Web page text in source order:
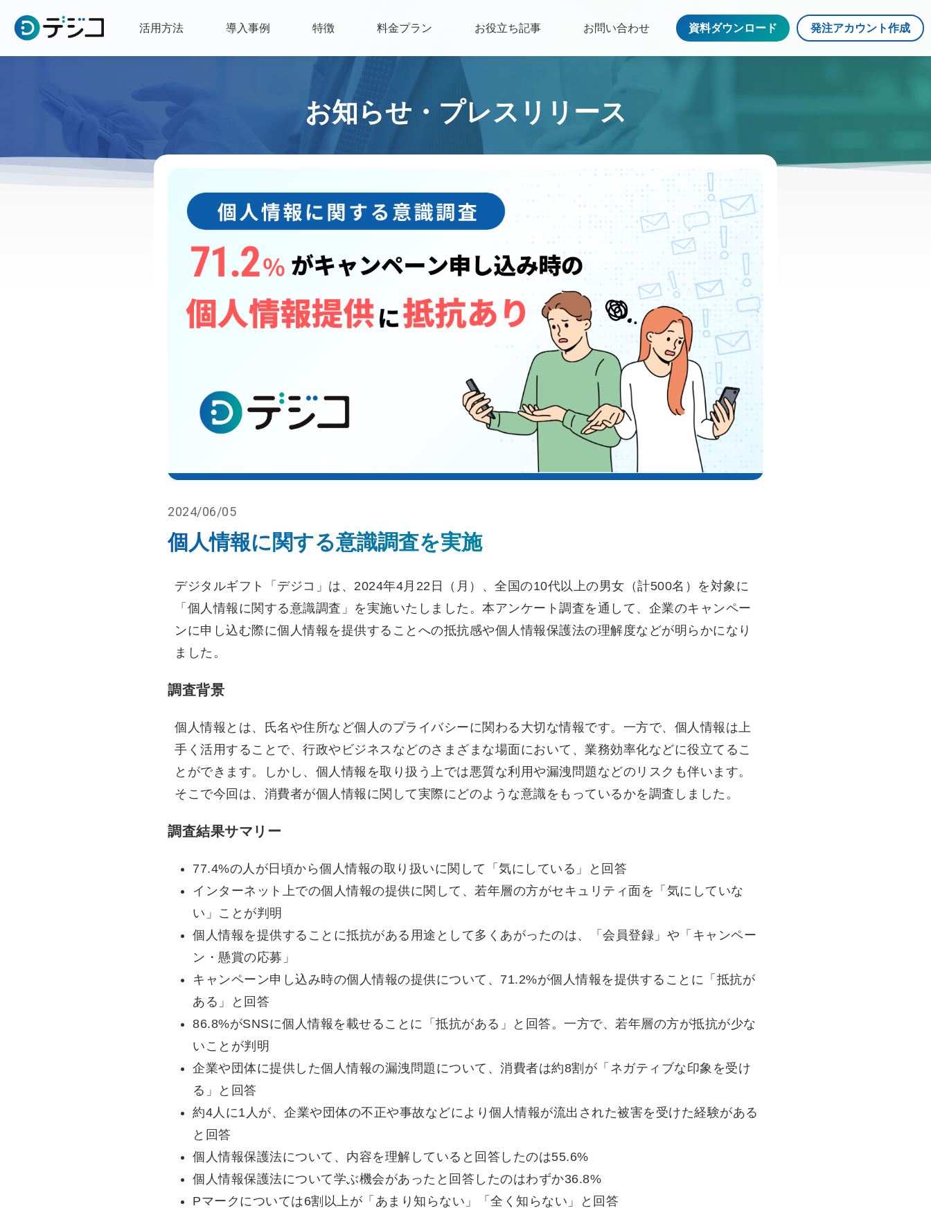
活用方法 導入事例 特徴 料金プラン お役立ち記事 お問い合わせ 資料ダウンロード 発注アカウント作成
お知らせ・プレスリリース
2024/06/05
個人情報に関する意識調査を実施
デジタルギフト「デジコ」は、2024年4月22日（月）、全国の10代以上の男女（計500名）を対象に
「個人情報に関する意識調査」を実施いたしました。本アンケート調査を通して、企業のキャンペー
ンに申し込む際に個人情報を提供することへの抵抗感や個人情報保護法の理解度などが明らかになり
ました。
調査背景
個人情報とは、氏名や住所など個人のプライバシーに関わる大切な情報です。一方で、個人情報は上
手く活用することで、行政やビジネスなどのさまざまな場面において、業務効率化などに役立てるこ
とができます。しかし、個人情報を取り扱う上では悪質な利用や漏洩問題などのリスクも伴います。
そこで今回は、消費者が個人情報に関して実際にどのような意識をもっているかを調査しました。
調査結果サマリー
77.4%の人が日頃から個人情報の取り扱いに関して「気にしている」と回答
インターネット上での個人情報の提供に関して、若年層の方がセキュリティ面を「気にしていな
い」ことが判明
個人情報を提供することに抵抗がある用途として多くあがったのは、「会員登録」や「キャンペー
ン・懸賞の応募」
キャンペーン申し込み時の個人情報の提供について、71.2%が個人情報を提供することに「抵抗が
ある」と回答
86.8%がSNSに個人情報を載せることに「抵抗がある」と回答。一方で、若年層の方が抵抗が少な
いことが判明
企業や団体に提供した個人情報の漏洩問題について、消費者は約8割が「ネガティブな印象を受け
る」と回答
約4人に1人が、企業や団体の不正や事故などにより個人情報が流出された被害を受けた経験がある
と回答
個人情報保護法について、内容を理解していると回答したのは55.6%
個人情報保護法について学ぶ機会があったと回答したのはわずか36.8%
Pマークについては6割以上が「あまり知らない」「全く知らない」と回答